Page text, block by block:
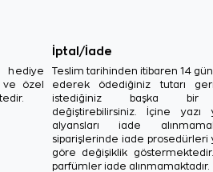
hediye
ve özel
İptal/İade
Teslim tarihinden itibaren 14
ederek ödediğiniz tutarı
istediğiniz başka bir
değiştirebilirsiniz. İçine yazı
alyansları iade
siparişlerinde iade prosedürleri
göre değişiklik
parfümler iade alınmamaktadır.